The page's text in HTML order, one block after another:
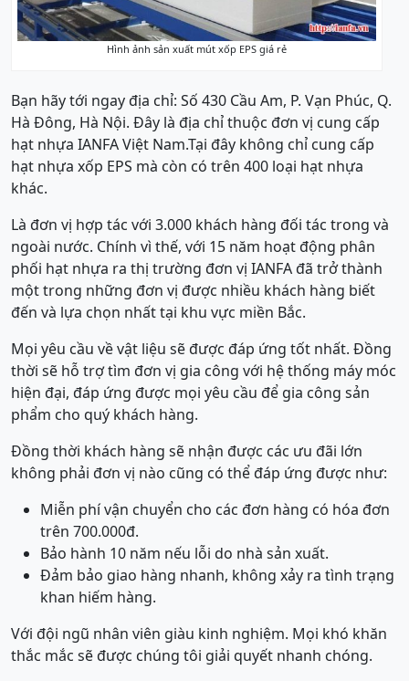
Hình ảnh sản xuất mút xốp EPS giá rẻ
Bạn hãy tới ngay địa chỉ: Số 430 Cầu Am, P. Vạn Phúc, Q.
Hà Đông, Hà Nội. Đây là địa chỉ thuộc đơn vị cung cấp
hạt nhựa IANFA Việt Nam.Tại đây không chỉ cung cấp
hạt nhựa xốp EPS mà còn có trên 400 loại hạt nhựa
khác.
Là đơn vị hợp tác với 3.000 khách hàng đối tác trong và
ngoài nước. Chính vì thế, với 15 năm hoạt động phân
phối hạt nhựa ra thị trường đơn vị IANFA đã trở thành
một trong những đơn vị được nhiều khách hàng biết
đến và lựa chọn nhất tại khu vực miền Bắc.
Mọi yêu cầu về vật liệu sẽ được đáp ứng tốt nhất. Đồng
thời sẽ hỗ trợ tìm đơn vị gia công với hệ thống máy móc
hiện đại, đáp ứng được mọi yêu cầu để gia công sản
phẩm cho quý khách hàng.
Đồng thời khách hàng sẽ nhận được các ưu đãi lớn
không phải đơn vị nào cũng có thể đáp ứng được như:
Miễn phí vận chuyển cho các đơn hàng có hóa đơn
trên 700.000đ.
Bảo hành 10 năm nếu lỗi do nhà sản xuất.
Đảm bảo giao hàng nhanh, không xảy ra tình trạng
khan hiếm hàng.
Với đội ngũ nhân viên giàu kinh nghiệm. Mọi khó khăn
thắc mắc sẽ được chúng tôi giải quyết nhanh chóng.